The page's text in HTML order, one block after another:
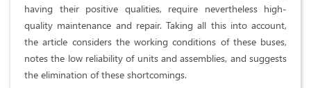
having their positive qualities, require nevertheless high-
quality maintenance and repair. Taking all this into account,
the article considers the working conditions of these buses,
notes the low reliability of units and assemblies, and suggests
the elimination of these shortcomings.